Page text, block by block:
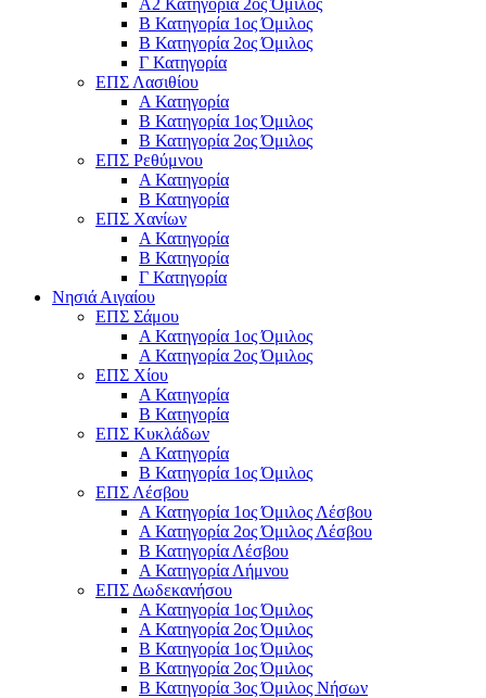
Α2 Κατηγορία 2ος Όμιλος
Β Κατηγορία 1ος Όμιλος
Β Κατηγορία 2ος Όμιλος
Γ Κατηγορία
ΕΠΣ Λασιθίου
Α Κατηγορία
Β Κατηγορία 1ος Όμιλος
Β Κατηγορία 2ος Όμιλος
ΕΠΣ Ρεθύμνου
Α Κατηγορία
Β Κατηγορία
ΕΠΣ Χανίων
Α Κατηγορία
Β Κατηγορία
Γ Κατηγορία
Νησιά Αιγαίου
ΕΠΣ Σάμου
Α Κατηγορία 1ος Όμιλος
Α Κατηγορία 2ος Όμιλος
ΕΠΣ Χίου
Α Κατηγορία
Β Κατηγορία
ΕΠΣ Κυκλάδων
Α Κατηγορία
Β Κατηγορία 1ος Όμιλος
ΕΠΣ Λέσβου
Α Κατηγορία 1ος Όμιλος Λέσβου
Α Κατηγορία 2ος Όμιλος Λέσβου
B Κατηγορία Λέσβου
Α Κατηγορία Λήμνου
ΕΠΣ Δωδεκανήσου
Α Κατηγορία 1ος Όμιλος
Α Κατηγορία 2ος Όμιλος
Β Κατηγορία 1ος Όμιλος
Β Κατηγορία 2ος Όμιλος
Β Κατηγορία 3ος Όμιλος Νήσων